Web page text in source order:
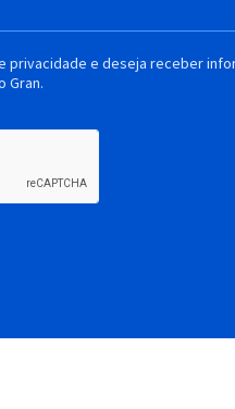
privacidade e deseja receber
Gran.